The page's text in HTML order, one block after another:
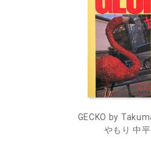
GECKO by
やもり 中